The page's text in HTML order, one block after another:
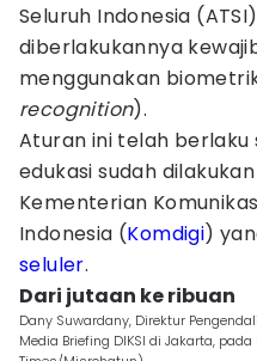
Seluruh Indonesia
diberlakukannya
menggunakan
recognition).
Aturan ini telah berlaku
edukasi sudah
Kementerian
Indonesia (Komdigi)
seluler.
Dari jutaan ke ribuan
Dany Suwardany, Direktur
Media Briefing DIKSI di Jakarta,